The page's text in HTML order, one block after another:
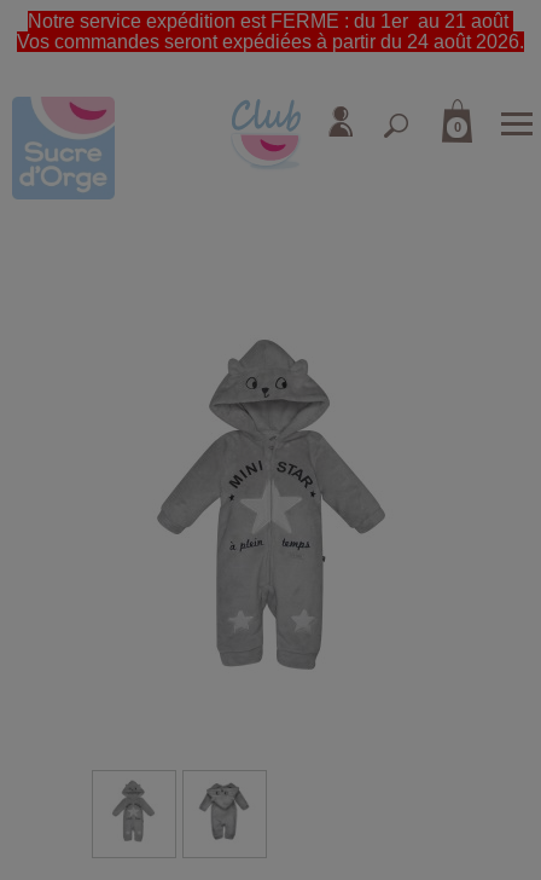
Notre service expédition est FERME : du 1er au 21 août
Vos commandes seront expédiées à partir du 24 août 2026.
0